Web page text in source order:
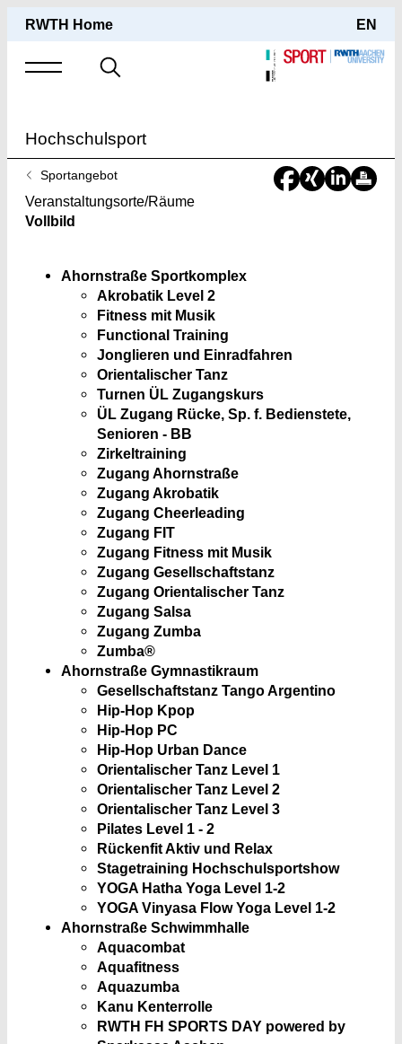
RWTH Home EN
Suche
Hochschulsport
Sie
sind
hier:
Sportangebot
Veranstaltungsorte/Räume
Vollbild
Ahornstraße Sportkomplex
Akrobatik Level 2
Fitness mit Musik
Functional Training
Jonglieren und Einradfahren
Orientalischer Tanz
Turnen ÜL Zugangskurs
ÜL Zugang Rücke, Sp. f. Bedienstete,
Senioren - BB
Zirkeltraining
Zugang Ahornstraße
Zugang Akrobatik
Zugang Cheerleading
Zugang FIT
Zugang Fitness mit Musik
Zugang Gesellschaftstanz
Zugang Orientalischer Tanz
Zugang Salsa
Zugang Zumba
Zumba®
Ahornstraße Gymnastikraum
Gesellschaftstanz Tango Argentino
Hip-Hop Kpop
Hip-Hop PC
Hip-Hop Urban Dance
Orientalischer Tanz Level 1
Orientalischer Tanz Level 2
Orientalischer Tanz Level 3
Pilates Level 1 - 2
Rückenfit Aktiv und Relax
Stagetraining Hochschulsportshow
YOGA Hatha Yoga Level 1-2
YOGA Vinyasa Flow Yoga Level 1-2
Ahornstraße Schwimmhalle
Aquacombat
Aquafitness
Aquazumba
Kanu Kenterrolle
RWTH FH SPORTS DAY powered by